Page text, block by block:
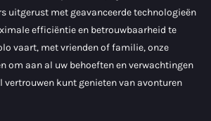
uitgerust met geavanceerde technologieën
efficiëntie en betrouwbaarheid te
vaart, met vrienden of familie, onze
om aan al uw behoeften en verwachtingen
vertrouwen kunt genieten van avonturen